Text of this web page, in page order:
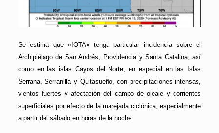
Se estima que «IOTA» tenga particular incidencia sobre el
Archipiélago de San Andrés, Providencia y Santa Catalina, así
como en las islas Cayos del Norte, en especial en las Islas
Serrana, Serranilla y Quitasueño, con precipitaciones intensas,
vientos fuertes y afectación del campo de oleaje y corrientes
superficiales por efecto de la marejada ciclónica, especialmente
a partir del sábado en horas de la noche.